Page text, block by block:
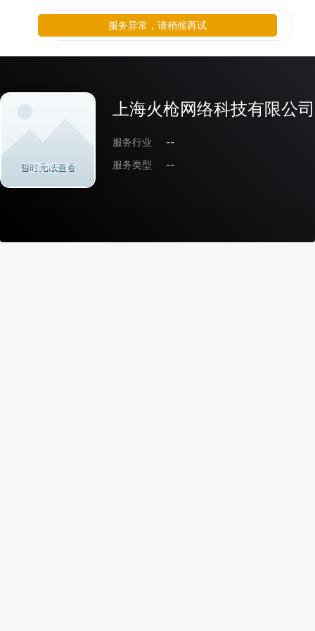
上海火枪网络科技有限公司
服务行业
--
服务类型
--
服务异常，请稍候再试